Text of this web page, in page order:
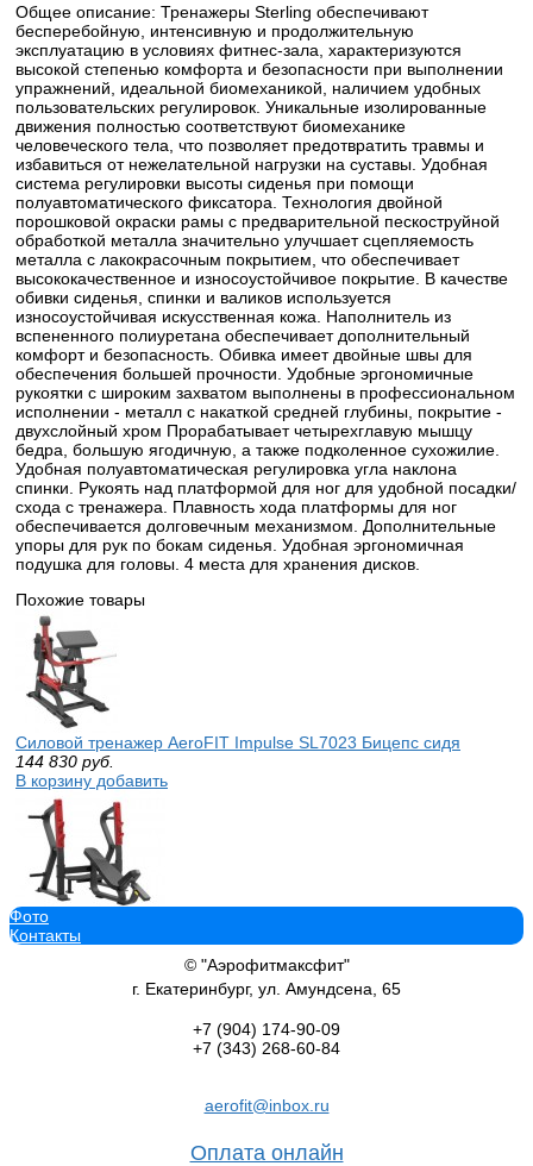
Общее описание: Тренажеры Sterling обеспечивают
бесперебойную, интенсивную и продолжительную
эксплуатацию в условиях фитнес-зала, характеризуются
высокой степенью комфорта и безопасности при выполнении
упражнений, идеальной биомеханикой, наличием удобных
пользовательских регулировок. Уникальные изолированные
движения полностью соответствуют биомеханике
человеческого тела, что позволяет предотвратить травмы и
избавиться от нежелательной нагрузки на суставы. Удобная
система регулировки высоты сиденья при помощи
полуавтоматического фиксатора. Технология двойной
порошковой окраски рамы с предварительной пескоструйной
обработкой металла значительно улучшает сцепляемость
металла с лакокрасочным покрытием, что обеспечивает
высококачественное и износоустойчивое покрытие. В качестве
обивки сиденья, спинки и валиков используется
износоустойчивая искусственная кожа. Наполнитель из
вспененного полиуретана обеспечивает дополнительный
комфорт и безопасность. Обивка имеет двойные швы для
обеспечения большей прочности. Удобные эргономичные
рукоятки с широким захватом выполнены в профессиональном
исполнении - металл с накаткой средней глубины, покрытие -
двухслойный хром Прорабатывает четырехглавую мышцу
бедра, большую ягодичную, а также подколенное сухожилие.
Удобная полуавтоматическая регулировка угла наклона
спинки. Рукоять над платформой для ног для удобной посадки/
схода с тренажера. Плавность хода платформы для ног
обеспечивается долговечным механизмом. Дополнительные
упоры для рук по бокам сиденья. Удобная эргономичная
подушка для головы. 4 места для хранения дисков.
Похожие товары
Силовой тренажер AeroFIT Impulse SL7023 Бицепс сидя
144 830 руб.
В корзину добавить
Силовой тренажер AeroFIT Impulse SL7029 Олимпийская
наклоном для жима роспитспорт swat blackstep proven quality
В корзину добавить
Фото
Контакты
© "Аэрофитмаксфит"
г. Екатеринбург, ул. Амундсена, 65
+7 (904) 174-90-09
+7 (343) 268-60-84
aerofit@inbox.ru
Оплата онлайн